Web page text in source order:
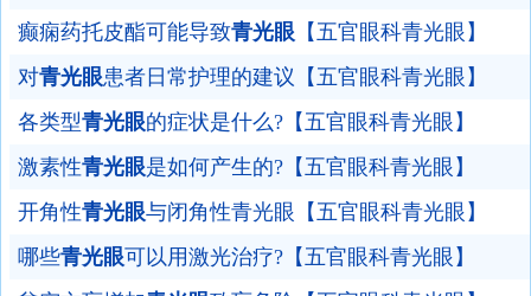
癫痫药托皮酯可能导致青光眼 【五官眼科青光眼】
对青光眼患者日常护理的建议【五官眼科青光眼】
各类型青光眼的症状是什么?【五官眼科青光眼】
激素性青光眼是如何产生的?【五官眼科青光眼】
开角性青光眼与闭角性青光眼【五官眼科青光眼】
哪些青光眼可以用激光治疗?【五官眼科青光眼】